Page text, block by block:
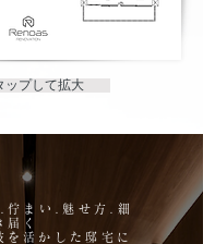
プして拡大
佇まい.魅せ方.細
届く
を活かした 邸宅に